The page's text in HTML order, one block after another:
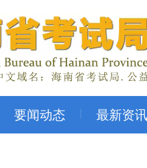
要闻动态 最新资讯